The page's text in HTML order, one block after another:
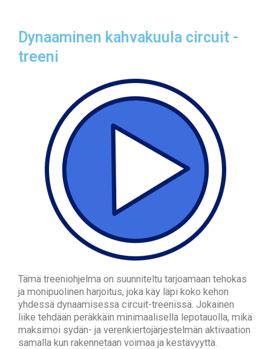
Dynaaminen kahvakuula circuit -
treeni
Tämä treeniohjelma on suunniteltu tarjoamaan tehokas
ja monipuolinen harjoitus, joka käy läpi koko kehon
yhdessä dynaamisessa circuit-treenissä. Jokainen
liike tehdään peräkkäin minimaalisella lepotauolla, mikä
maksimoi sydän- ja verenkiertojärjestelmän aktivaation
samalla kun rakennetaan voimaa ja kestävyyttä.